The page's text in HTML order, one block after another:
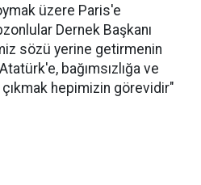
üzere Paris'e
Dernek Başkanı
sözü yerine getirmenin
bağımsızlığa ve
hepimizin görevidir"